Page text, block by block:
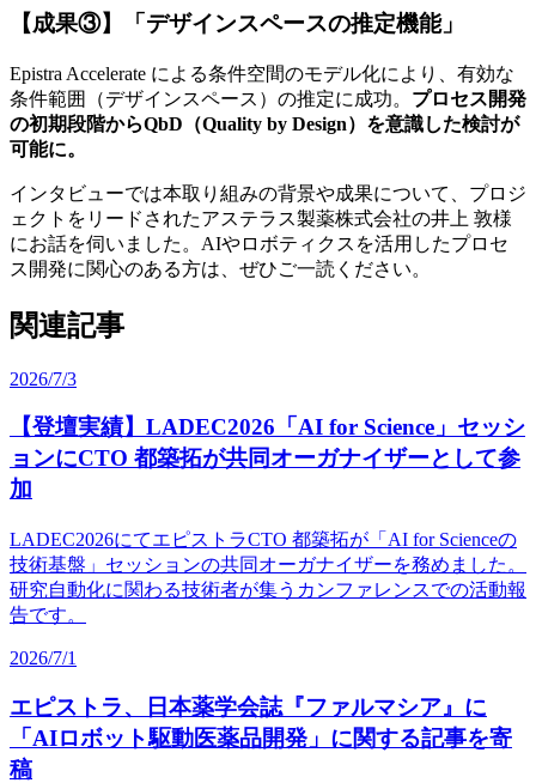
【成果③】 「デザインスペースの推定機能」
Epistra Accelerate に よる条件空間のモデル化に より、 有効な
条件範囲
（デザインスペース）の推定に 成功。 プロセス開発
の初期段階からQbD （Quality by Design）を意識した検討が
可能に。
インタビューでは本取り組みの背景や成果について、 プロジ
ェクトを リードされたアステラス製薬株式会社の井上 敦様
にお話を伺いました。 AIやロボティクスを活用したプロセ
ス開発に関心のある方は、 ぜひご一読ください。
関連記事
2026/7/3
【登壇実績】LADEC2026 「AI for Science」セッシ
ョンにCTO 都築拓が共同オーガナイザーと して参
加
LADEC2026にてエピストラCTO 都築拓が 「AI for Scienceの
技術基盤」セッションの共同オーガナイザーを務めました。
研究自動化に関わる技術者が集う カンファレンスでの活動報
告です。
2026/7/1
エピストラ、
日本薬学会誌『ファルマシア』に
「AIロボット駆動医薬品開発」に関する記事を寄
稿